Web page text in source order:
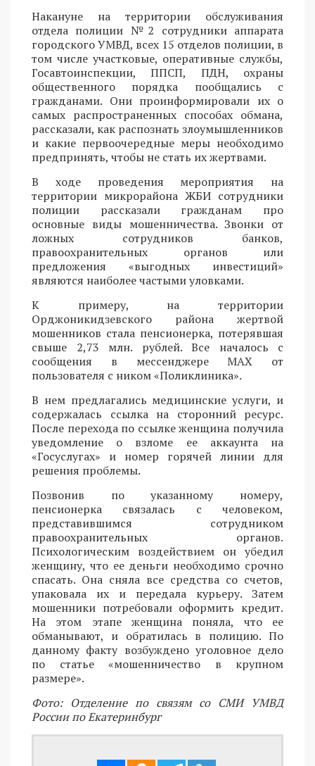
Накануне на территории обслуживания
отдела полиции №2 сотрудники аппарата
городского УМВД, всех 15 отделов полиции, в
том числе участковые, оперативные службы,
Госавтоинспекции, ППСП, ПДН, охраны
общественного порядка пообщались с
гражданами. Они проинформировали их о
самых распространенных способах обмана,
рассказали, как распознать злоумышленников
и какие первоочередные меры необходимо
предпринять, чтобы не стать их жертвами.
В ходе проведения мероприятия на
территории микрорайона ЖБИ сотрудники
полиции рассказали гражданам про
основные виды мошенничества. Звонки от
ложных сотрудников банков,
правоохранительных органов или
предложения «выгодных инвестиций»
являются наиболее частыми уловками.
К примеру, на территории
Орджоникидзевского района жертвой
мошенников стала пенсионерка, потерявшая
свыше 2,73 млн. рублей. Все началось с
сообщения в мессенджере MAX от
пользователя с ником «Поликлиника».
В нем предлагались медицинские услуги, и
содержалась ссылка на сторонний ресурс.
После перехода по ссылке женщина получила
уведомление о взломе ее аккаунта на
«Госуслугах» и номер горячей линии для
решения проблемы.
Позвонив по указанному номеру,
пенсионерка связалась с человеком,
представившимся сотрудником
правоохранительных органов.
Психологическим воздействием он убедил
женщину, что ее деньги необходимо срочно
спасать. Она сняла все средства со счетов,
упаковала их и передала курьеру. Затем
мошенники потребовали оформить кредит.
На этом этапе женщина поняла, что ее
обманывают, и обратилась в полицию. По
данному факту возбуждено уголовное дело
по статье «мошенничество в крупном
размере».
Фото: Отделение по связям со СМИ УМВД
России по Екатеринбург